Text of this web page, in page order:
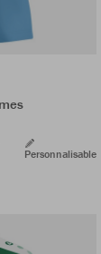
Personnalisable